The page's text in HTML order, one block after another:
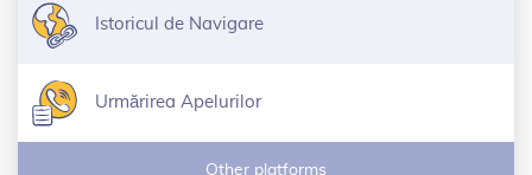
Istoricul de Navigare
Urmărirea Apelurilor
Other platforms